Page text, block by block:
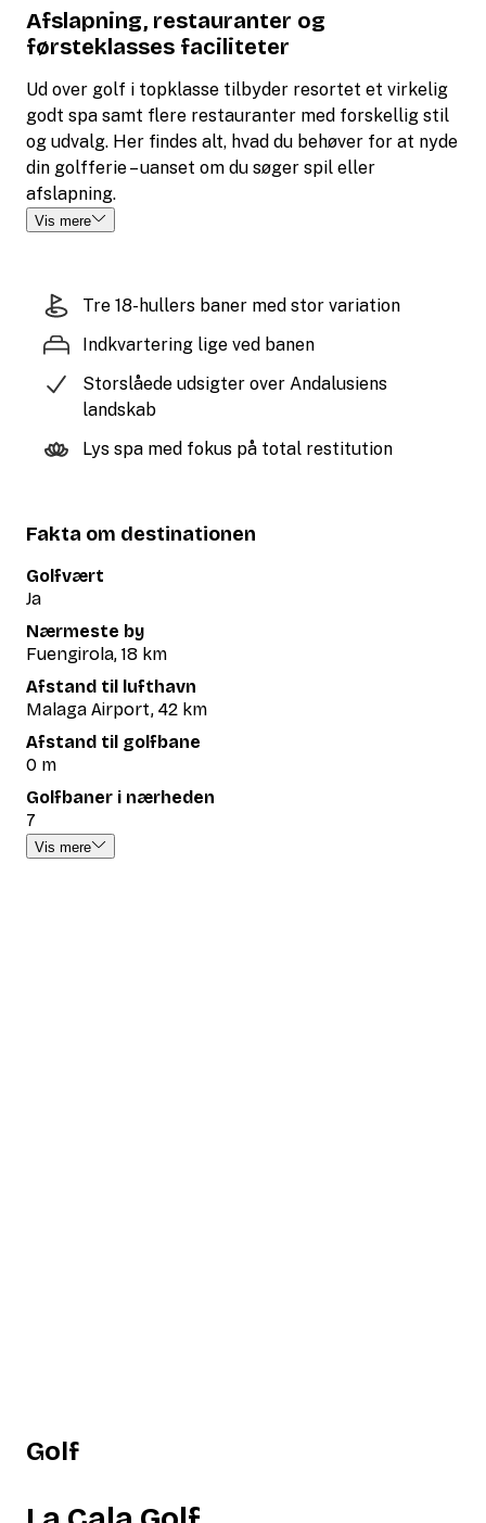
Afslapning, restauranter og
førsteklasses faciliteter
Ud over golf i topklasse tilbyder resortet et virkelig
godt spa samt flere restauranter med forskellig stil
og udvalg. Her findes alt, hvad du behøver for at nyde
din golfferie – uanset om du søger spil eller
afslapning.
Vis mere
Tre 18-hullers baner med stor variation
Indkvartering lige ved banen
Storslåede udsigter over Andalusiens
landskab
Lys spa med fokus på total restitution
Fakta om destinationen
Golfvært
Ja
Nærmeste by
Fuengirola, 18 km
Afstand til lufthavn
Malaga Airport, 42 km
Afstand til golfbane
0 m
Golfbaner i nærheden
7
Vis mere
Golf